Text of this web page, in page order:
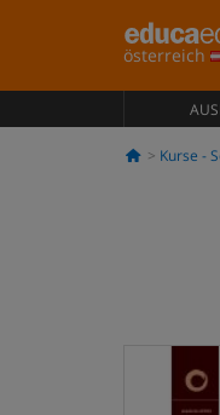
österreich
Kurse -